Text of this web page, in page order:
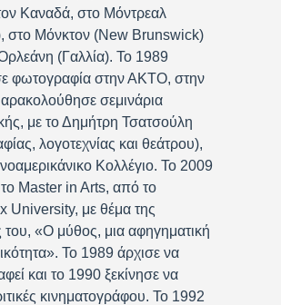
Καναδά, στο Μόντρεαλ
στο Μόνκτον (New Brunswick)
(Γαλλία). Το 1989
φωτογραφία στην ΑΚΤΟ, στην
σεμινάρια
με το Δημήτρη Τσατσούλη
λογοτεχνίας και θεάτρου),
Κολλέγιο. Το 2009
το Master in Arts, από το
University, με θέμα της
του, «Ο μύθος, μια αφηγηματική
Το 1989 άρχισε να
και το 1990 ξεκίνησε να
κινηματογράφου. Το 1992